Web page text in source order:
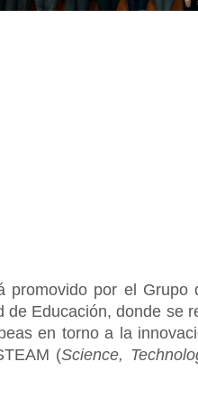
promovido por el Grupo
Educación, donde se
en torno a la
(Science,